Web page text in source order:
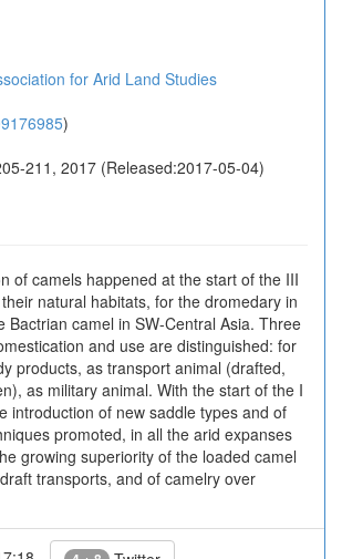
for Arid Land Studies
)
211, 2017 (Released:2017-05-04)
of camels happened at the start of the III
natural habitats, for the dromedary in
Bactrian camel in SW-Central Asia. Three
and use are distinguished: for
products, as transport animal (drafted,
as military animal. With the start of the I
introduction of new saddle types and of
promoted, in all the arid expanses
growing superiority of the loaded camel
transports, and of camelry over